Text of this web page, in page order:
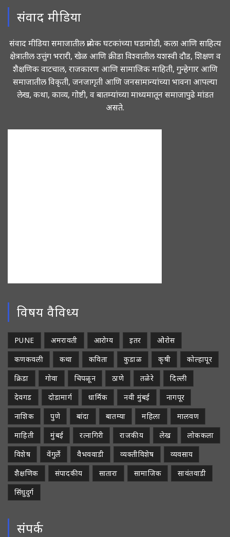
संवाद मीडिया
संवाद मीडिया समाजातील प्रत्येक घटकांच्या घडामोडी, कला आणि साहित्य
क्षेत्रातील उत्तुंग भरारी, खेळ आणि क्रीडा विश्वातील यशस्वी दौड, शिक्षण व
शैक्षणिक वाटचाल, राजकारण आणि सामाजिक माहिती, गुन्हेगार आणि
समाजातील विकृती, जनजागृती आणि जनसामान्यांच्या भावना आपल्या
लेख, कथा, काव्य, गोष्टी, व बातम्यांच्या माध्यमातून समाजापुढे मांडत
असते.
विषय वैविध्य
PUNE अमरावती आरोग्य इतर
ओरोस
कणकवली
कथा कविता कुडाळ कृषी
कोल्हापूर
क्रिडा
गोवा चिपळून ठाणे तळेरे
दिल्ली
देवगड
दोडामार्ग धार्मिक नवी मुंबई
नागपूर
नाशिक
पुणे बांदा बातम्या महिला
मालवण
माहिती
मुंबई रत्नागिरी राजकीय लेख
लोककला
विशेष
वेंगुर्ले वैभववाडी व्यक्तीविशेष
व्यवसाय
शैक्षणिक
संपादकीय सातारा सामाजिक
सावंतवाडी
सिंधुदुर्ग
संपर्क